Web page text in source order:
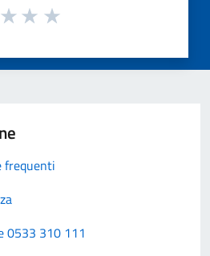
frequenti
0533 310 111